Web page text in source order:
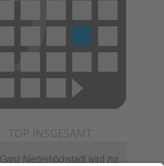
TOP INSGESAMT
Ganz Niederhöchstadt wird zur